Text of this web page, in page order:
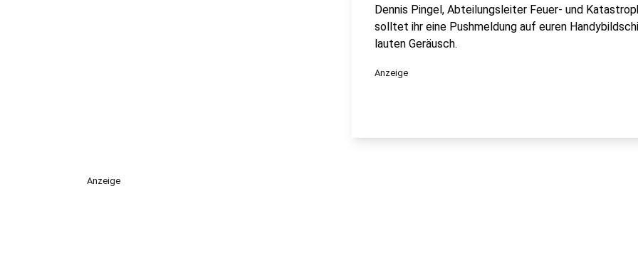
Dennis Pingel, Abteilungsleiter Feuer- und
solltet ihr eine Pushmeldung auf euren
lauten Geräusch.
Anzeige
Anzeige